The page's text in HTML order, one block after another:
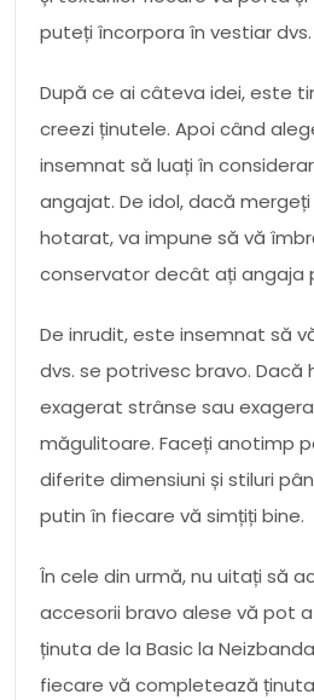
puteți încorpora în vestiar dvs.
După ce ai câteva idei, este
creezi ținutele. Apoi când
insemnat să luați în
angajat. De idol, dacă
hotarat, va impune să vă
conservator decât ați angaja
De inrudit, este insemnat să
dvs. se potrivesc bravo. Dacă
exagerat strânse sau
măgulitoare. Faceți anotimp
diferite dimensiuni și stiluri
putin în fiecare vă simțiți bine.
În cele din urmă, nu uitați să
accesorii bravo alese vă pot
ținuta de la Basic la
fiecare vă completează